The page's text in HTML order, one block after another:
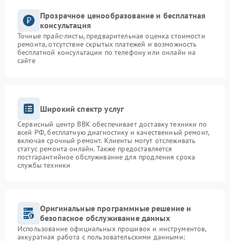
Прозрачное ценообразование и бесплатная
консультация
Точные прайс-листы, предварительная оценка стоимости
ремонта, отсутствие скрытых платежей и возможность
бесплатной консультации по телефону или онлайн на
сайте
Широкий спектр услуг
Сервисный центр BBK обеспечивает доставку техники по
всей РФ, бесплатную диагностику и качественный ремонт,
включая срочный ремонт. Клиенты могут отслеживать
статус ремонта онлайн. Также предоставляется
постгарантийное обслуживание для продления срока
службы техники
Оригинальные программные решение и
безопасное обслуживание данных
Использование официальных прошивок и инструментов,
аккуратная работа с пользовательскими данными: